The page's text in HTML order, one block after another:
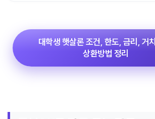
대학생 햇살론 조건, 한도, 금리, 거
상환방법 정리